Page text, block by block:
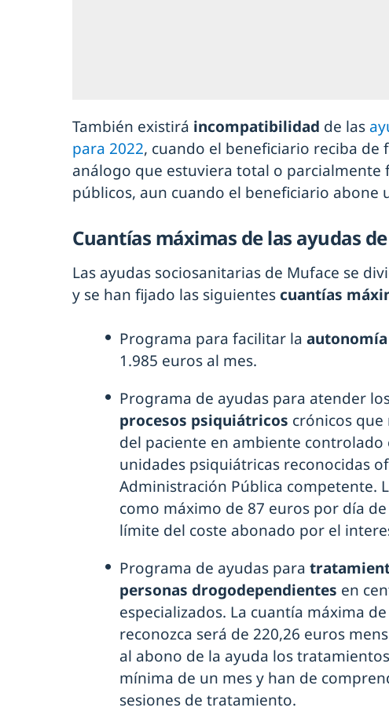
También existirá incompatibilidad de las
para 2022, cuando el beneficiario reciba de
análogo que estuviera total o parcialmente
públicos, aun cuando el beneficiario abone
Cuantías máximas de las ayudas
Las ayudas sociosanitarias de Muface se
y se han fijado las siguientes cuantías
Programa para facilitar la
1.985 euros al mes.
Programa de ayudas para atender
procesos psiquiátricos crónicos
del paciente en ambiente controlado
unidades psiquiátricas reconocidas
Administración Pública competente.
como máximo de 87 euros por día
límite del coste abonado por el
Programa de ayudas para
personas drogodependientes en
especializados. La cuantía máxima
reconozca será de 220,26 euros
al abono de la ayuda los
mínima de un mes y han de
sesiones de tratamiento.